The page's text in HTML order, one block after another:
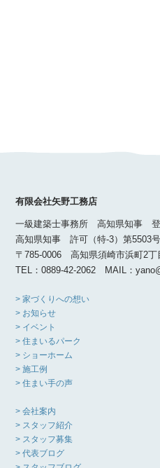
有限会社矢野工務店
一級建築士事務所 高知県知事
高知県知事 許可（特-3）第5503号
〒785-0006 高知県須崎市浜町2丁
TEL：0889-42-2062 MAIL：
> 家づくりへの想い
> お知らせ
> イベント
> 住まいるパーク
> ショーホーム
> 施工例
> 住まい手の声
> 会社案内
> スタッフ紹介
> スタッフ募集
> 代表ブログ